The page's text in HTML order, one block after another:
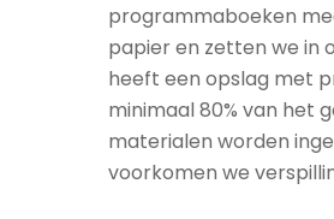
programmaboeken
papier en zetten we in
heeft een opslag met
minimaal 80% van het
materialen worden
voorkomen we